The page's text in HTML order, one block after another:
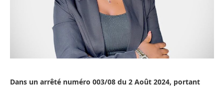
Dans un arrêté numéro 003/08 du 2 Août 2024, portant